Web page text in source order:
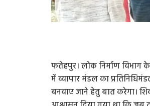
फतेहपुर। लोक निर्माण विभाग
में व्यापार मंडल का
बनवाए जाने हेतु बात करेगा।